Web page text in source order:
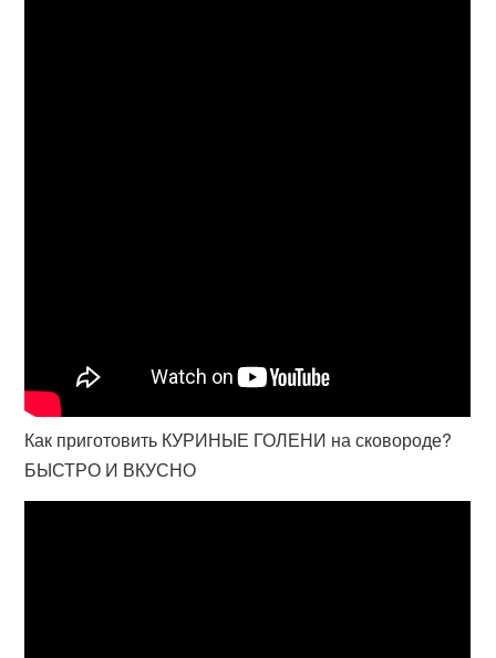
Как приготовить КУРИНЫЕ ГОЛЕНИ на сковороде?
БЫСТРО И ВКУСНО